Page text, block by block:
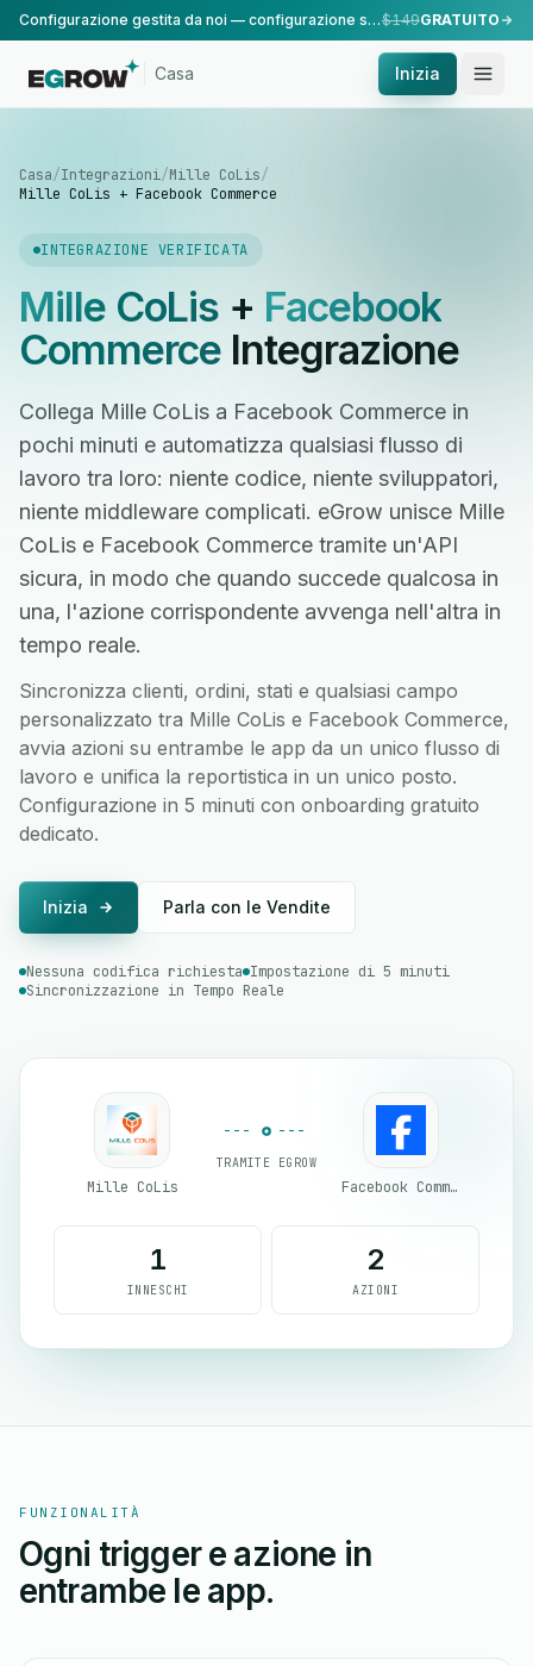
Configurazione gestita da noi — configurazione standard, eseguita dal nostro team.$149GRATUITO
Casa Inizia
Casa/Integrazioni/Mille CoLis/
Mille CoLis + Facebook Commerce
INTEGRAZIONE VERIFICATA
Mille CoLis+ Facebook
CommerceIntegrazione
Collega Mille CoLis a Facebook Commerce in
pochi minuti e automatizza qualsiasi flusso di
lavoro tra loro: niente codice, niente sviluppatori,
niente middleware complicati. eGrow unisce Mille
CoLis e Facebook Commerce tramite un'API
sicura, in modo che quando succede qualcosa in
una, l'azione corrispondente avvenga nell'altra in
tempo reale.
Sincronizza clienti, ordini, stati e qualsiasi campo
personalizzato tra Mille CoLis e Facebook Commerce,
avvia azioni su entrambe le app da un unico flusso di
lavoro e unifica la reportistica in un unico posto.
Configurazione in 5 minuti con onboarding gratuito
dedicato.
Inizia Parla con le Vendite
Nessuna codifica richiesta Impostazione di 5 minuti
Sincronizzazione in Tempo Reale
Mille CoLis
TRAMITE EGROW
Facebook Commerce
1
INNESCHI
2
AZIONI
FUNZIONALITÀ
Ogni trigger e azione in
entrambe le app.